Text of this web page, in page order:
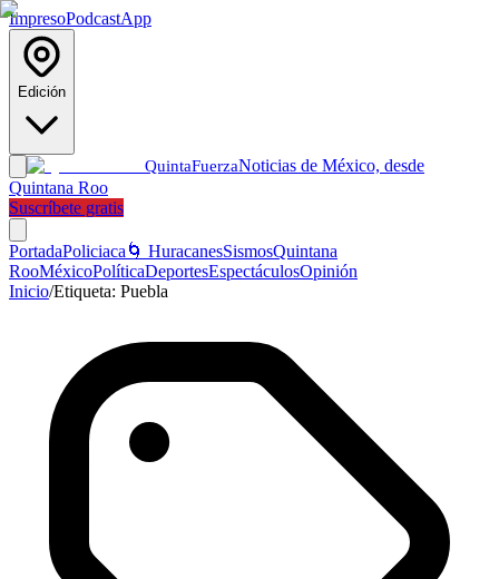
ImpresoPodcastApp
Edición
QuintaFuerzaNoticias de México, desde
Quintana Roo
Suscríbete gratis
PortadaPoliciaca 🌀 HuracanesSismosQuintana
RooMéxicoPolíticaDeportesEspectáculosOpinión
Inicio/Etiqueta: Puebla